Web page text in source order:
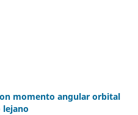
momento angular orbital
lejano